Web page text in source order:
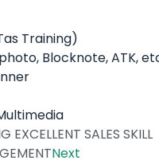
Training)
Blocknote, ATK,
EXCELLENT SALES SKILL
Next